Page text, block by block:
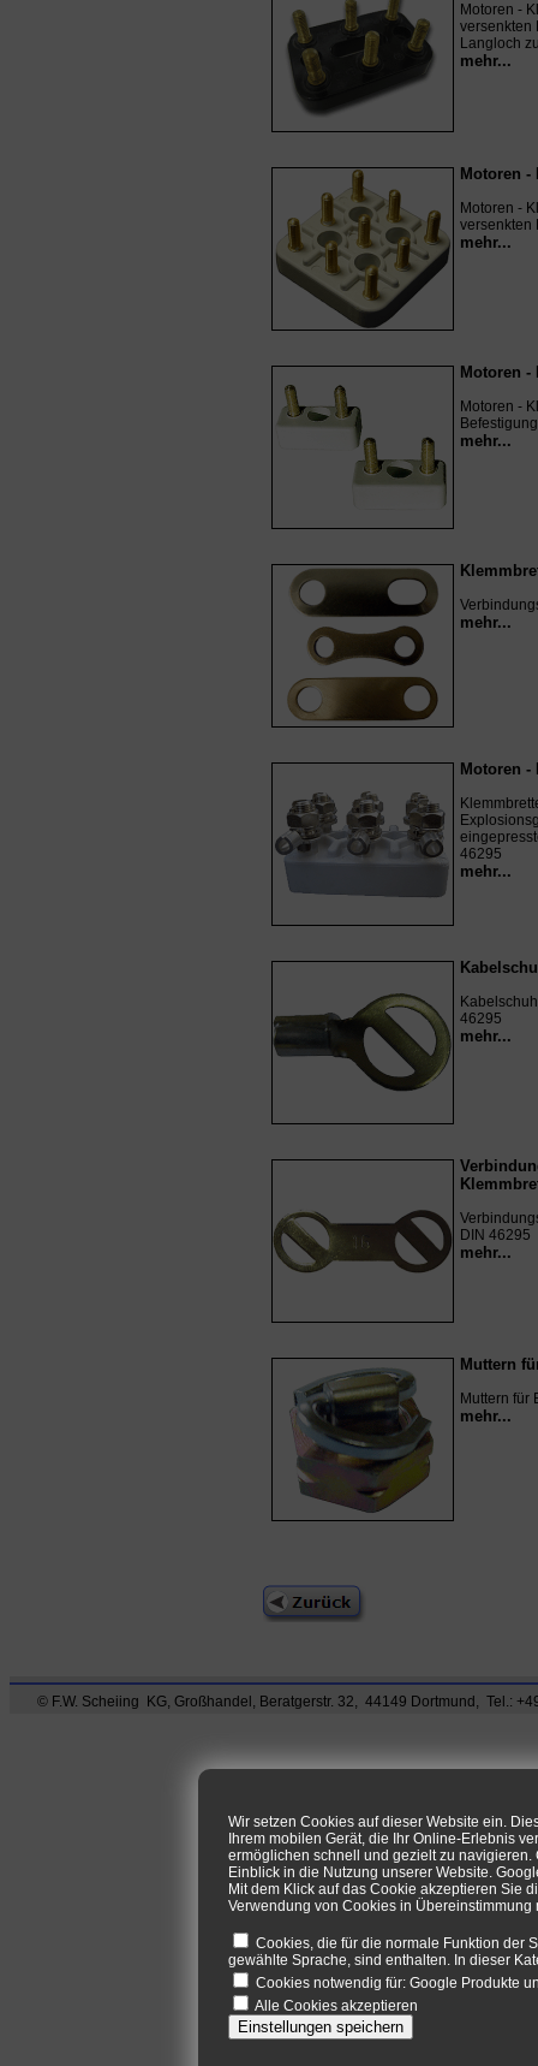
Motoren -
versenkten
Langloch
mehr...
Motoren -
Motoren -
versenkten
mehr...
Motoren -
Motoren -
mehr...
mehr...
Motoren -
46295
mehr...
46295
mehr...
DIN 46295
mehr...
Muttern
Muttern für
mehr...
© F.W. Scheiing KG, Großhandel, Beratgerstr. 32, 44149 Dortmund, Tel.:
Wir setzen Cookies auf dieser Website ein.
Ihrem mobilen Gerät, die Ihr Online-Erlebnis
ermöglichen schnell und gezielt zu
Einblick in die Nutzung unserer Website.
Mit dem Klick auf das Cookie akzeptieren Sie
Verwendung von Cookies in
Cookies, die für die normale Funktion der
gewählte Sprache, sind enthalten. In dieser
Cookies notwendig für: Google Produkte
Alle Cookies akzeptieren
Einstellungen speichern